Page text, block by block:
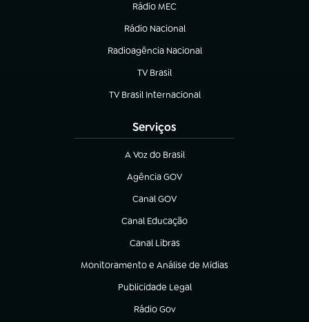
Rádio MEC
(abre em nova aba)
Rádio Nacional
Radioagência Nacional
(abre em nova aba)
TV Brasil
(abre em nova aba)
TV Brasil Internacional
(abre em nova aba)
Serviços
A Voz do Brasil
(abre em nova aba)
Agência GOV
(abre em nova aba)
Canal GOV
(abre em nova aba)
Canal Educação
(abre em nova aba)
Canal Libras
(abre em nova aba)
Monitoramento e Análise de Mídias
(abre em nova aba)
Publicidade Legal
(abre em nova aba)
Rádio Gov
(abre em nova aba)